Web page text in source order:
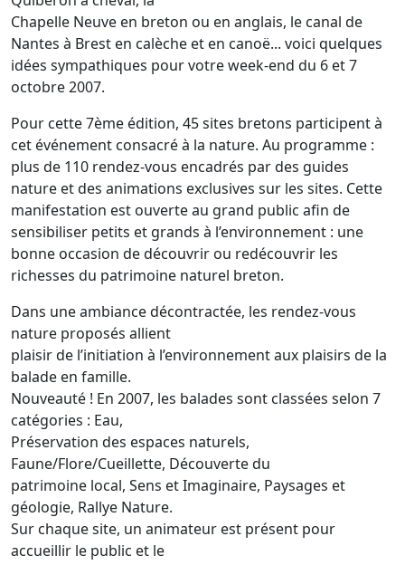
Chapelle Neuve en breton ou en anglais, le canal de
Nantes à Brest en calèche et en canoë... voici quelques
idées sympathiques pour votre week-end du 6 et 7
octobre 2007.
Pour cette 7ème édition, 45 sites bretons participent à
cet événement consacré à la nature. Au programme :
plus de 110 rendez-vous encadrés par des guides
nature et des animations exclusives sur les sites. Cette
manifestation est ouverte au grand public afin de
sensibiliser petits et grands à l’environnement : une
bonne occasion de découvrir ou redécouvrir les
richesses du patrimoine naturel breton.
Dans une ambiance décontractée, les rendez-vous
nature proposés allient
plaisir de l’initiation à l’environnement aux plaisirs de la
balade en famille.
Nouveauté ! En 2007, les balades sont classées selon 7
catégories : Eau,
Préservation des espaces naturels,
Faune/Flore/Cueillette, Découverte du
patrimoine local, Sens et Imaginaire, Paysages et
géologie, Rallye Nature.
Sur chaque site, un animateur est présent pour
accueillir le public et le